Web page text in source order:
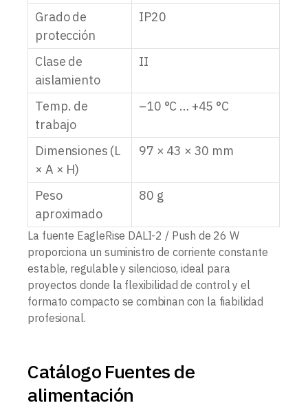
Grado de
protección
IP20
Clase de
aislamiento
II
Temp. de
trabajo
–10 °C … +45 °C
Dimensiones (L
× A × H)
97 × 43 × 30 mm
Peso
aproximado
80 g
La fuente EagleRise DALI-2 / Push de 26 W
proporciona un suministro de corriente constante
estable, regulable y silencioso, ideal para
proyectos donde la flexibilidad de control y el
formato compacto se combinan con la fiabilidad
profesional.
Catálogo Fuentes de
alimentación